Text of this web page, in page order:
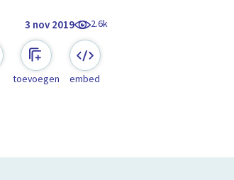
3 nov 2019 2.6k
toevoegen embed